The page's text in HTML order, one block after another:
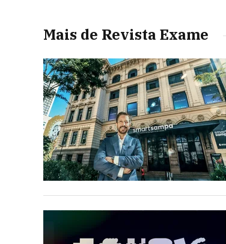
Mais de Revista Exame